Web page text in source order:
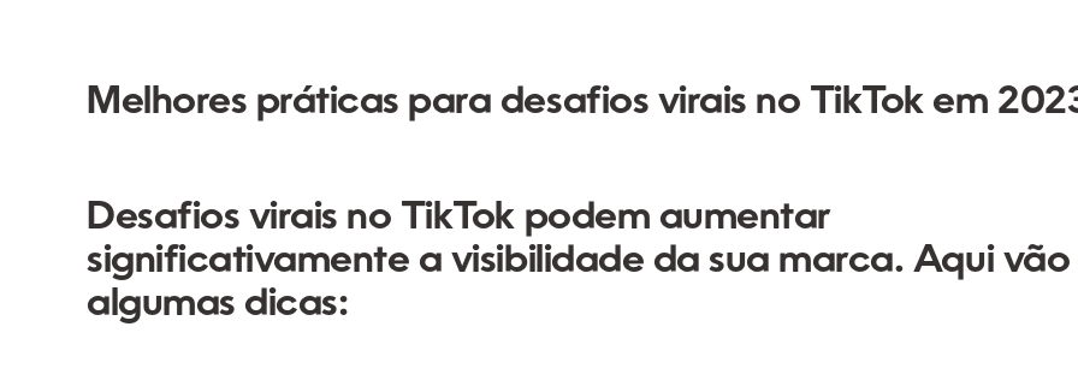
Melhores práticas para desafios virais no TikTok em
Desafios virais no TikTok podem aumentar
significativamente a visibilidade da sua marca. Aqui vão
algumas dicas: